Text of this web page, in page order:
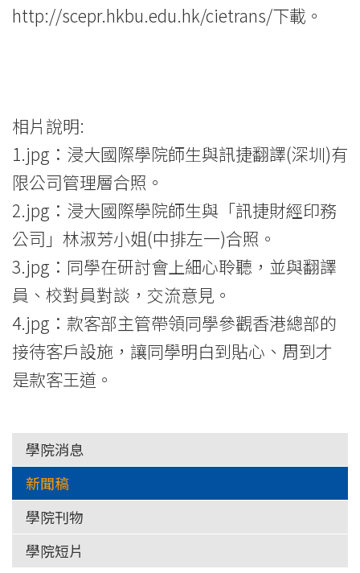
http://scepr.hkbu.edu.hk/cietrans/下載。
相片說明:
1.jpg：浸大國際學院師生與訊捷翻譯(深圳)有
限公司管理層合照。
2.jpg：浸大國際學院師生與「訊捷財經印務
公司」林淑芳小姐(中排左一)合照。
3.jpg：同學在研討會上細心聆聽，並與翻譯
員、校對員對談，交流意見。
4.jpg：款客部主管帶領同學參觀香港總部的
接待客戶設施，讓同學明白到貼心、周到才
是款客王道。
學院消息
新聞稿
學院刊物
學院短片